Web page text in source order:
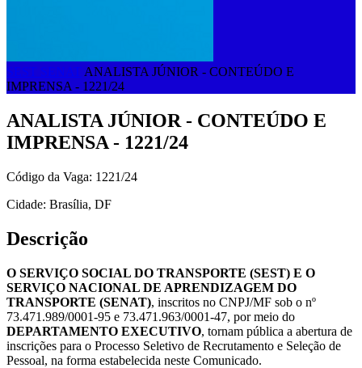
SEST SENAT ANALISTA JÚNIOR - CONTEÚDO E
IMPRENSA - 1221/24
ANALISTA JÚNIOR - CONTEÚDO E
IMPRENSA - 1221/24
Código da Vaga: 1221/24
Cidade: Brasília, DF
Descrição
O SERVIÇO SOCIAL DO TRANSPORTE (SEST) E O
SERVIÇO NACIONAL DE APRENDIZAGEM DO
TRANSPORTE (SENAT), inscritos no CNPJ/MF sob o nº
73.471.989/0001-95 e 73.471.963/0001-47, por meio do
DEPARTAMENTO EXECUTIVO, tornam pública a abertura de
inscrições para o Processo Seletivo de Recrutamento e Seleção de
Pessoal, na forma estabelecida neste Comunicado.